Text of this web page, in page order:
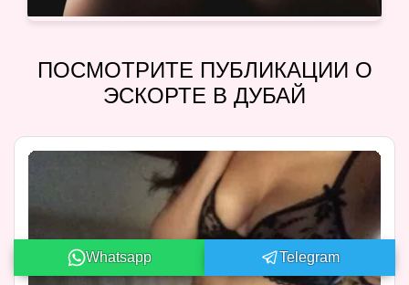
ПОСМОТРИТЕ ПУБЛИКАЦИИ О
ЭСКОРТЕ В ДУБАЙ
Whatsapp Telegram